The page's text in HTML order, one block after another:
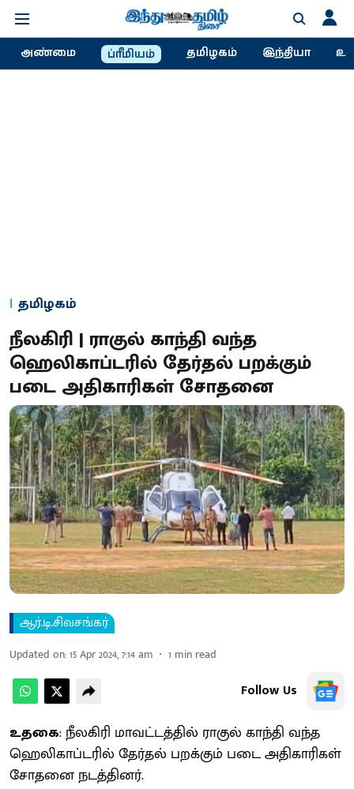
அண்மை ப்ரீமியம் தமிழகம் இந்தியா
தமிழகம்
நீலகிரி | ராகுல் காந்தி வந்த
ஹெலிகாப்டரில் தேர்தல் பறக்கும்
படை அதிகாரிகள் சோதனை
ஆர்.டி.சிவசங்கர்
Updated on:15 Apr 2024, 7:14 am 1 min read
Follow Us
உதகை: நீலகிரி மாவட்டத்தில் ராகுல் காந்தி வந்த
ஹெலிகாப்டரில் தேர்தல் பறக்கும் படை அதிகாரிகள்
சோதனை நடத்தினர்.